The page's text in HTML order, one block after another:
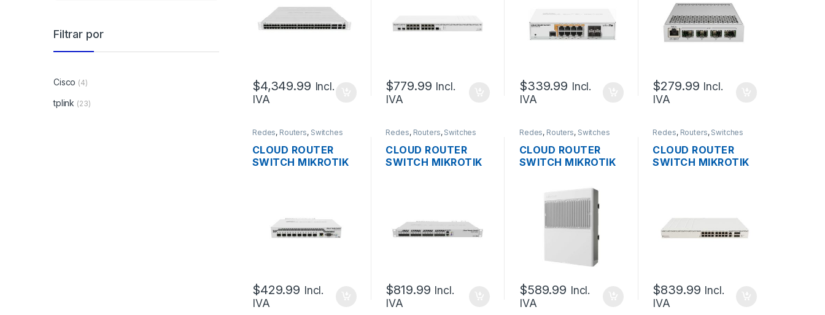
PUERTOS 25G
SFP28 + 1 PUERTO
GIGABIT 2XPSU OS
$4,349.99 Incl.
IVA
$779.99 Incl.
IVA
POE+ 160W + 4
PUERTOS SFP,
RACKEABLE
$339.99 Incl.
IVA
DE 4 PUERTOS 10G
SFP+ + 1 PUERTO
GIGABIT OS L5
$279.99 Incl.
IVA
Redes, Routers, Switches
CLOUD ROUTER
SWITCH MIKROTIK
SFP+ + 1 PUERTO
GIGABIT OS L5
$429.99 Incl.
IVA
Redes, Routers, Switches
CLOUD ROUTER
SWITCH MIKROTIK
SFP+ + 1 PUERTO
GIGABIT 2XPSU OS
$819.99 Incl.
IVA
Redes, Routers, Switches
CLOUD ROUTER
SWITCH MIKROTIK
ADMINISTRABLE
L3/L2 DUAL BOOT
DE 16 PUERTOS
GIGABIT POE+ 316W
SFP+ IP54
$589.99 Incl.
IVA
Redes, Routers, Switches
CLOUD ROUTER
SWITCH MIKROTIK
DE 16 PUERTOS
GIGABIT 8POE
$839.99 Incl.
IVA
Filtrar por
Cisco (4)
tplink (23)